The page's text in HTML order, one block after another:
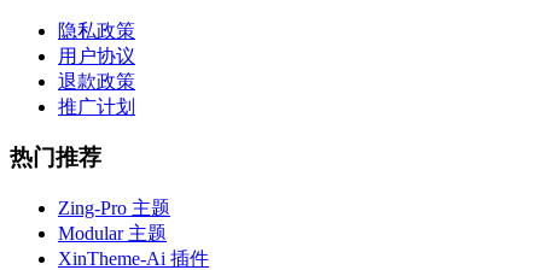
隐私政策
用户协议
退款政策
推广计划
热门推荐
Zing-Pro 主题
Modular 主题
XinTheme-Ai 插件